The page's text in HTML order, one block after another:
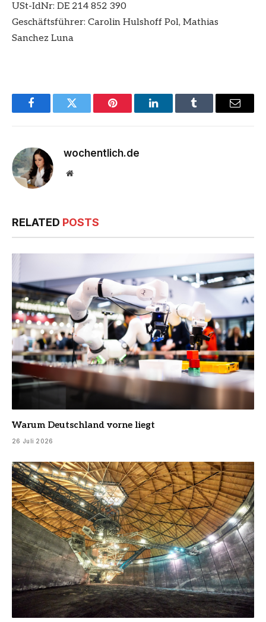
USt-IdNr: DE 214 852 390
Geschäftsführer: Carolin Hulshoff Pol, Mathias
Sanchez Luna
FacebookTwitter Pinterest LinkedInTumblr Email
wochentlich.de
Website
RELATED POSTS
Warum Deutschland vorne liegt
26 Juli 2026